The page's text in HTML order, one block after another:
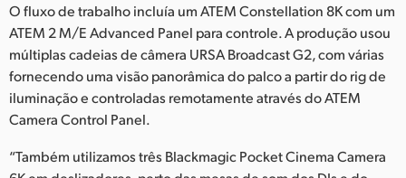
O fluxo de trabalho incluía um ATEM Constellation 8K com um
ATEM 2 M/E Advanced Panel para controle. A produção usou
múltiplas cadeias de câmera URSA Broadcast G2, com várias
fornecendo uma visão panorâmica do palco a partir do rig de
iluminação e controladas remotamente através do ATEM
Camera Control Panel.
“Também utilizamos três Blackmagic Pocket Cinema Camera